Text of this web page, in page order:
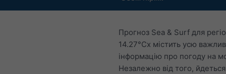
Прогноз Sea & Surf для
14.27°Сх містить усю
інформацію про погоду на
Незалежно від того,